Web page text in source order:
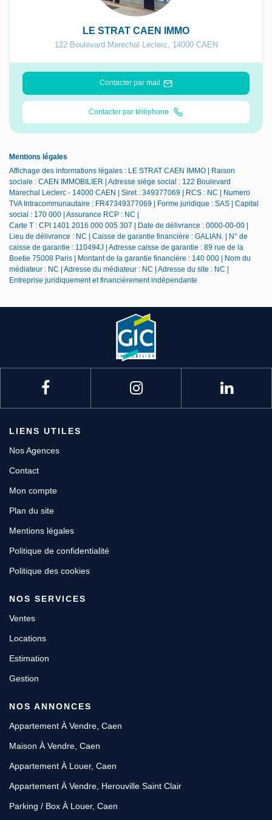
LE STRAT CAEN IMMO
122 Boulevard Marechal Leclerc, 14000 CAEN
Contacter par mail
Contacter par téléphone
Mentions légales
Affichage des informations légales : LE STRAT CAEN IMMO | Raison
sociale : CAEN IMMOBILIER | Adresse siège social : 122 Boulevard
Marechal Leclerc - 14000 CAEN | Siret : 349377069 | RCS : NC | Numero
TVA Intracommunautaire : FR47349377069 | Forme juridique : SAS | Capital
social : 170 000 | Assurance RCP : NC |
Carte T : CPI 1401 2016 000 005 307 | Date de délivrance : 0000-00-00 |
Lieu de délivrance : NC | Caisse de garantie financière : GALIAN. | N° de
caisse de garantie : 110494J | Adresse caisse de garantie : 89 rue de la
Boetie 75008 Paris | Montant de la garantie financière : 140 000 | Nom du
médiateur : NC | Adresse du médiateur : NC | Adresse du site : NC |
Entreprise juridiquement et financièrement indépendante
LIENS UTILES
Nos Agences
Contact
Mon compte
Plan du site
Mentions légales
Politique de confidentialité
Politique des cookies
NOS SERVICES
Ventes
Locations
Estimation
Gestion
NOS ANNONCES
Appartement À Vendre, Caen
Maison À Vendre, Caen
Appartement À Louer, Caen
Appartement À Vendre, Herouville Saint Clair
Parking / Box À Louer, Caen